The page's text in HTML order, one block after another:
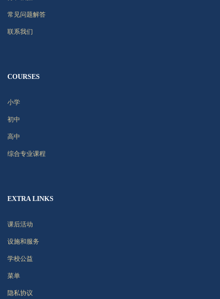
常见问题解答
联系我们
COURSES
小学
初中
高中
综合专业课程
EXTRA LINKS
课后活动
设施和服务
学校公益
菜单
隐私协议